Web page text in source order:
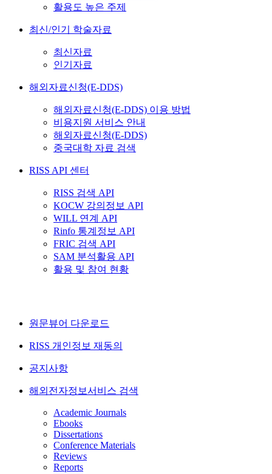
활용도 높은 주제
최신/인기 학술자료
최신자료
인기자료
해외자료신청(E-DDS)
해외자료신청(E-DDS) 이용 방법
비용지원 서비스 안내
해외자료신청(E-DDS)
중국대학 자료 검색
RISS API 센터
RISS 검색 API
KOCW 강의정보 API
WILL 연계 API
Rinfo 통계정보 API
FRIC 검색 API
SAM 분석활용 API
활용 및 참여 현황
원문뷰어 다운로드
RISS 개인정보 재동의
공지사항
해외전자정보서비스 검색
Academic Journals
Ebooks
Dissertations
Conference Materials
Reviews
Reports